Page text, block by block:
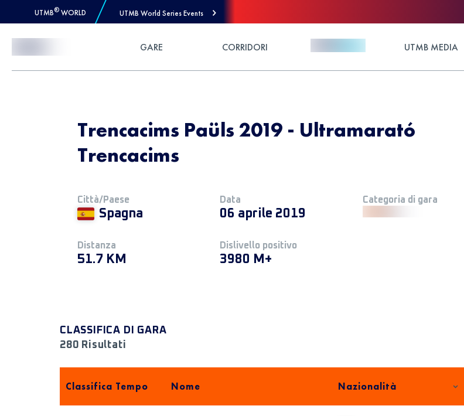
UTMB® WORLD UTMB World Series Events
GARE CORRIDORI UTMB MEDIA
Trencacims Paüls 2019 - Ultramarató
Trencacims
Città/Paese
Spagna
Data
06 aprile 2019
Categoria di gara
Distanza
51.7 KM
Dislivello positivo
3980 M+
CLASSIFICA DI GARA
280 Risultati
Classifica Tempo Nome Nazionalità